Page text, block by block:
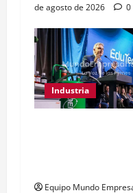
de agosto de 2026
0
Industria
Equipo Mundo